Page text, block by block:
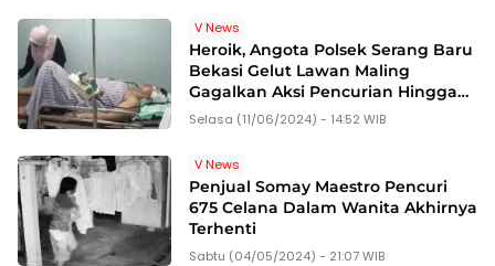
V News
Heroik, Angota Polsek Serang Baru
Bekasi Gelut Lawan Maling
Gagalkan Aksi Pencurian Hingga
Terluka
Selasa (11/06/2024) - 14:52 WIB
V News
Penjual Somay Maestro Pencuri
675 Celana Dalam Wanita Akhirnya
Terhenti
Sabtu (04/05/2024) - 21:07 WIB